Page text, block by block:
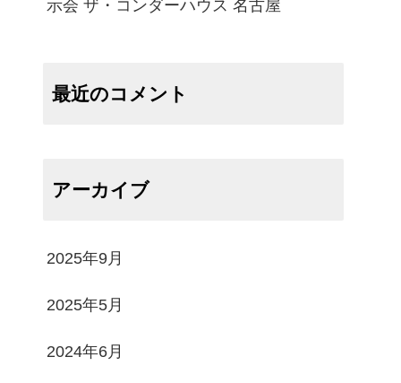
示会 ザ・コンダーハウス 名古屋
最近のコメント
アーカイブ
2025年9月
2025年5月
2024年6月